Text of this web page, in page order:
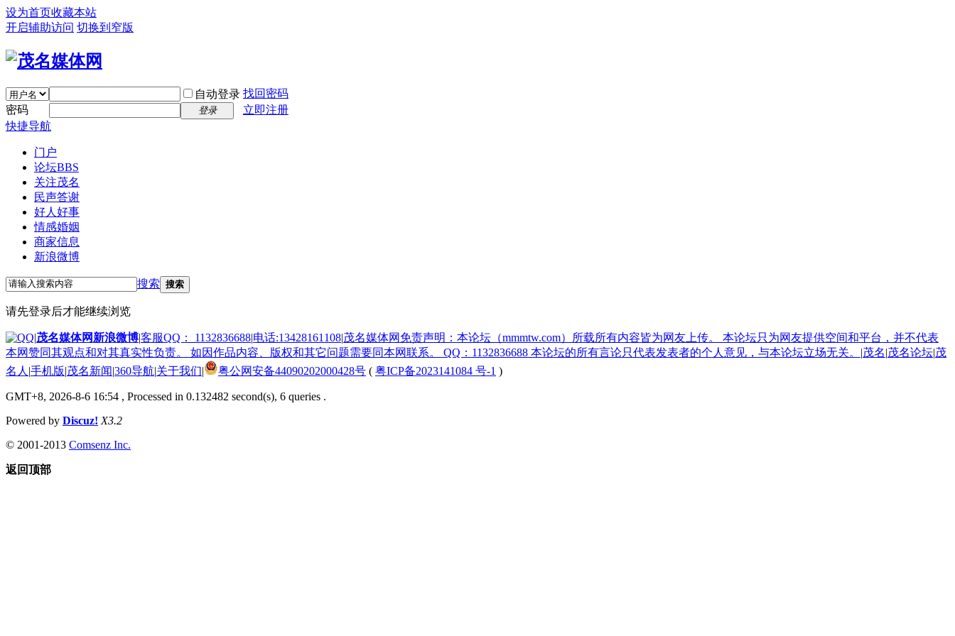
设为首页收藏本站
开启辅助访问 切换到窄版
自动登录 找回密码
密码
登录
立即注册
快捷导航
门户
论坛BBS
关注茂名
民声答谢
好人好事
情感婚姻
商家信息
新浪微博
搜索 搜索
请先登录后才能继续浏览
|茂名媒体网新浪微博|客服QQ： 1132836688|电话:13428161108|茂名媒体网免责声明：本论坛（mmmtw.com）所载所有内容皆为网友上传。 本论坛只为网友提供空间和平台，并不代表
本网赞同其观点和对其真实性负责。 如因作品内容、版权和其它问题需要同本网联系。 QQ：1132836688 本论坛的所有言论只代表发表者的个人意见，与本论坛立场无关。 |茂名|茂名论坛|茂
名人 |手机版|茂名新闻|360导航|关于我们| 粤公网安备44090202000428号 ( 粤ICP备2023141084 号-1 )
GMT+8, 2026-8-6 16:54 , Processed in 0.132482 second(s), 6 queries .
Powered by Discuz! X3.2
© 2001-2013 Comsenz Inc.
返回顶部